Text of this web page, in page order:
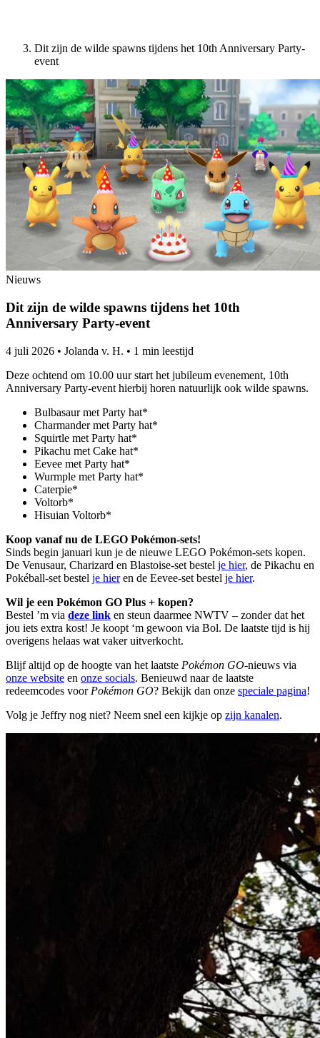
Dit zijn de wilde spawns tijdens het 10th Anniversary Party-
event
Nieuws
Dit zijn de wilde spawns tijdens het 10th
Anniversary Party-event
4 juli 2026 • Jolanda v. H. • 1 min leestijd
Deze ochtend om 10.00 uur start het jubileum evenement, 10th
Anniversary Party-event hierbij horen natuurlijk ook wilde spawns.
Bulbasaur met Party hat*
Charmander met Party hat*
Squirtle met Party hat*
Pikachu met Cake hat*
Eevee met Party hat*
Wurmple met Party hat*
Caterpie*
Voltorb*
Hisuian Voltorb*
Koop vanaf nu de LEGO Pokémon-sets!
Sinds begin januari kun je de nieuwe LEGO Pokémon-sets kopen.
De Venusaur, Charizard en Blastoise-set bestel je hier, de Pikachu en
Pokéball-set bestel je hieren de Eevee-set bestel je hier.
Wil je een Pokémon GO Plus + kopen?
Bestel ’m via deze link en steun daarmee NWTV – zonder dat het
jou iets extra kost! Je koopt ‘m gewoon via Bol. De laatste tijd is hij
overigens helaas wat vaker uitverkocht.
Blijf altijd op de hoogte van het laatste Pokémon GO-nieuws via
onze website en onze socials. Benieuwd naar de laatste
redeemcodes voor Pokémon GO? Bekijk dan onze speciale pagina!
Volg je Jeffry nog niet? Neem snel een kijkje op zijn kanalen.